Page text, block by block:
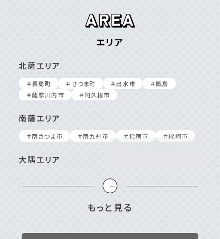
エリア
もっと見る
北薩エリア
＃⻑島町 ＃さつま町 ＃出⽔市
＃甑島
＃薩摩川内市
＃阿久根市
南薩エリア
＃南さつま市 ＃南九州市 ＃指宿市 ＃枕崎市
大隅エリア
＃⿅屋市
＃垂⽔市
＃志布志市 ＃曽於市
＃肝付町